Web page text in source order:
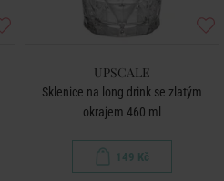
UPSCALE
Sklenice na long drink se zlatým
okrajem 460 ml
149 Kč